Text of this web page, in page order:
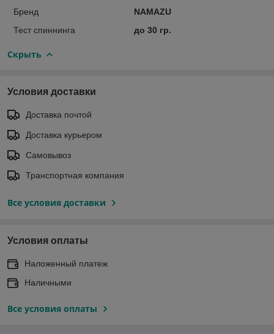
Бренд
NAMAZU
Тест спиннинга
до 30 гр.
Скрыть
Условия доставки
Доставка почтой
Доставка курьером
Самовывоз
Транспортная компания
Все условия доставки
Условия оплаты
Наложенный платеж
Наличными
Все условия оплаты